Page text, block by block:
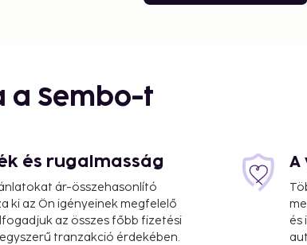
a Sembo-t
és rugalmasság
ár-összehasonlító
ki az Ön igényeinek megfelelő
az összes főbb fizetési
tranzakció érdekében.
A
és